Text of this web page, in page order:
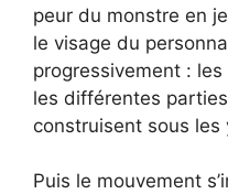
peur du monstre en
le visage du
progressivement :
les différentes
construisent sous les
Puis le mouvement